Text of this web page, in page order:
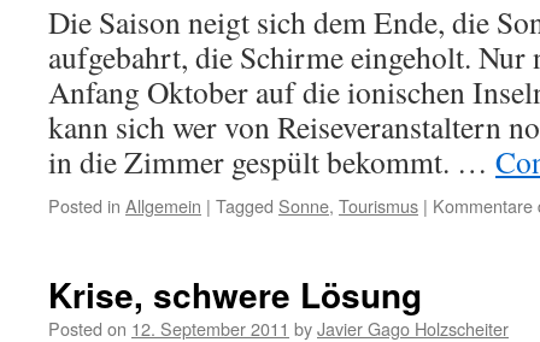
Die Saison neigt sich dem Ende, die
aufgebahrt, die Schirme eingeholt. Nur
Anfang Oktober auf die ionischen
kann sich wer von Reiseveranstaltern
in die Zimmer gespült bekommt. …
Posted in Allgemein | Tagged Sonne, Tourismus | Kommentare
Krise, schwere Lösung
Posted on 12. September 2011 byJavier Gago Holzscheiter